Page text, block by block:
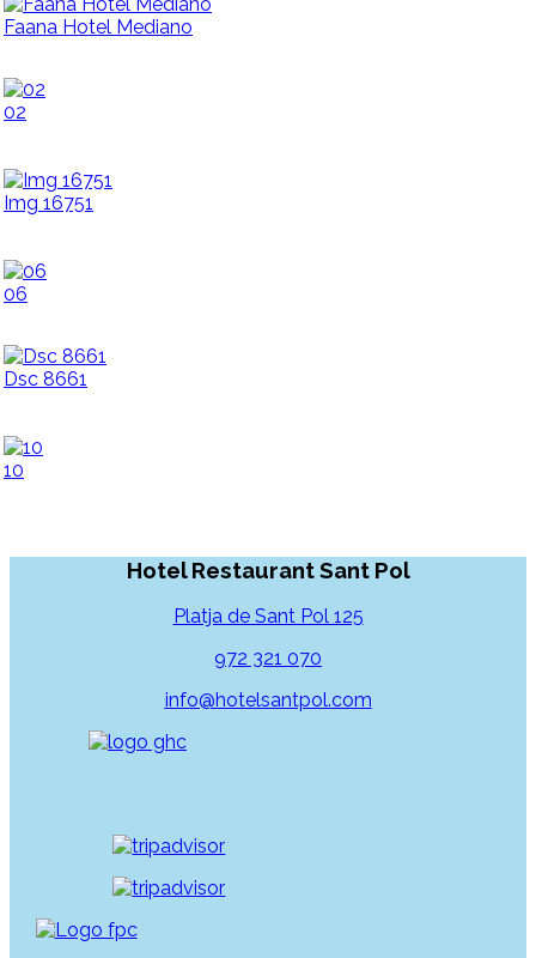
Faana Hotel Mediano
02
Img 16751
06
Dsc 8661
10
Hotel Restaurant Sant Pol
Platja de Sant Pol 125
972 321 070
info@hotelsantpol.com